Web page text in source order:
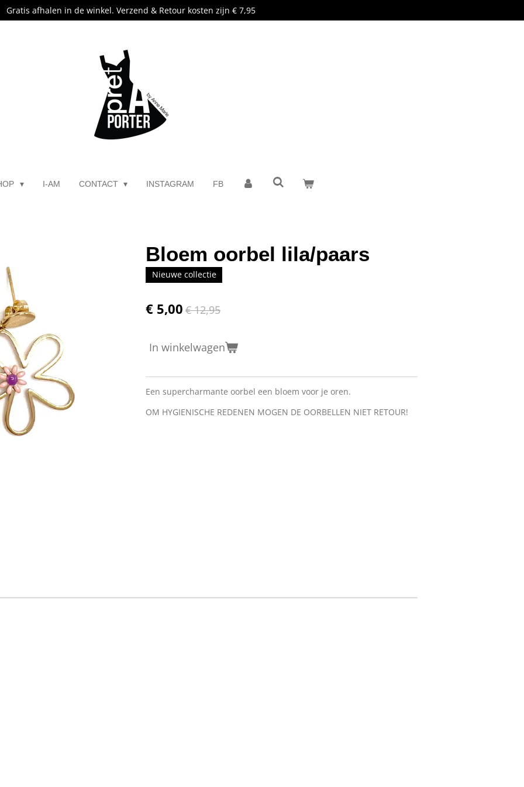
Gratis afhalen in de winkel. Verzend & Retour kosten zijn € 7,95
I-AM CONTACT INSTAGRAM FB
Bloem oorbel lila/paars
Nieuwe collectie
€ 5,00 € 12,95
In winkelwagen
Een supercharmante oorbel een bloem voor je oren.
OM HYGIENISCHE REDENEN MOGEN DE OORBELLEN NIET RETOUR!